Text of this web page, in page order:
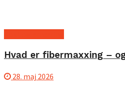
Hvad er fibermaxxing –
28. maj 2026